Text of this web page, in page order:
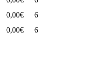
0,00€
6
0,00€ 6